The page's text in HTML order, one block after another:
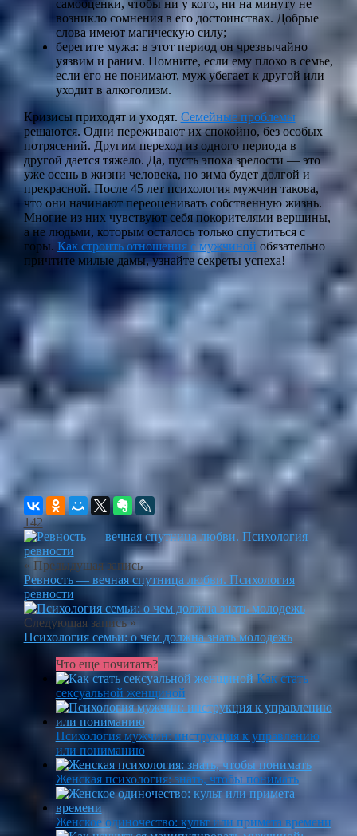
самооценки, чтобы ни у кого, ни на минуту не
возникло сомнения в его достоинствах. Добрые
слова имеют магическую силу;
берегите мужа: в этот период он чрезвычайно
уязвим и раним. Помните, если ему плохо в семье,
если его не понимают, муж убегает к другой или
уходит в алкоголизм.
Кризисы приходят и уходят. Семейные проблемы
решаются. Одни переживают их спокойно, без особых
потрясений. Другим переход из одного периода в
другой дается тяжело. Да, пусть эпоха зрелости — это
уже осень в жизни человека, но зима будет долгой и
прекрасной. После 45 лет психология мужчин такова,
что они начинают переоценивать собственную жизнь.
Многие из них чувствуют себя покорителями вершины,
а не людьми, которым осталось только спуститься с
горы. Как строить отношения с мужчиной обязательно
причтите милые дамы, узнайте секреты успеха!
142
« Предыдущая запись
Ревность — вечная спутница любви. Психология
ревности
Следующая запись »
Психология семьи: о чем должна знать молодежь
Что еще почитать?
Как стать
сексуальной женщиной
Психология мужчин: инструкция к управлению
или пониманию
Женская психология: знать, чтобы понимать
Женское одиночество: культ или примета времени